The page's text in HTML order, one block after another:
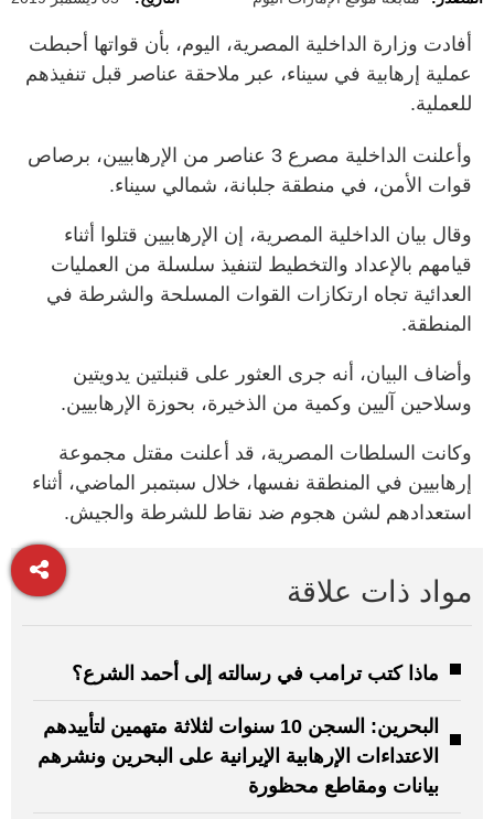
أفادت وزارة الداخلية المصرية، اليوم، بأن قواتها أحبطت
عملية إرهابية في سيناء، عبر ملاحقة عناصر قبل تنفيذهم
للعملية.
وأعلنت الداخلية مصرع 3 عناصر من الإرهابيين، برصاص
قوات الأمن، في منطقة جلبانة، شمالي سيناء.
وقال بيان الداخلية المصرية، إن الإرهابيين قتلوا أثناء
قيامهم بالإعداد والتخطيط لتنفيذ سلسلة من العمليات
العدائية تجاه ارتكازات القوات المسلحة والشرطة في
المنطقة.
وأضاف البيان، أنه جرى العثور على قنبلتين يدويتين
وسلاحين آليين وكمية من الذخيرة، بحوزة الإرهابيين.
وكانت السلطات المصرية، قد أعلنت مقتل مجموعة
إرهابيين في المنطقة نفسها، خلال سبتمبر الماضي، أثناء
استعدادهم لشن هجوم ضد نقاط للشرطة والجيش.
مواد ذات علاقة
ماذا كتب ترامب في رسالته إلى أحمد الشرع؟
البحرين: السجن 10 سنوات لثلاثة متهمين لتأييدهم
الاعتداءات الإرهابية الإيرانية على البحرين ونشرهم
بيانات ومقاطع محظورة